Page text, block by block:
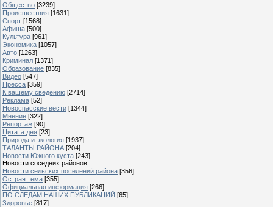
Общество [3239]
Происшествия [1631]
Спорт [1568]
Афиша [500]
Культура [961]
Экономика [1057]
Авто [1263]
Криминал [1371]
Образование [835]
Видео [547]
Пресса [359]
К вашему сведению [2714]
Реклама [52]
Новоспасские вести [1344]
Мнение [322]
Репортаж [90]
Цитата дня [23]
Природа и экология [1937]
ТАЛАНТЫ РАЙОНА [204]
Новости Южного куста [243]
Новости соседних районов
Новости сельских поселений района [356]
Острая тема [355]
Официальная информация [266]
ПО СЛЕДАМ НАШИХ ПУБЛИКАЦИЙ [65]
Здоровье [817]